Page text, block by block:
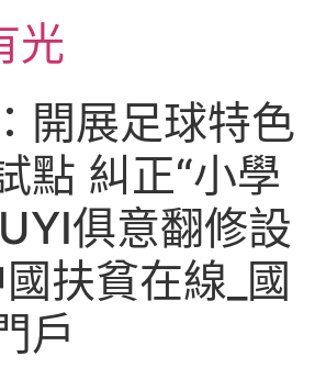
光
開展足球特色
點 糾正“小學
俱意翻修設
扶貧在線_國
戶